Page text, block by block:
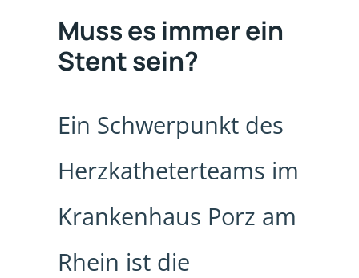
Muss es immer ein
Stent sein?
Ein Schwerpunkt des
Herzkatheterteams im
Krankenhaus Porz am
Rhein ist die